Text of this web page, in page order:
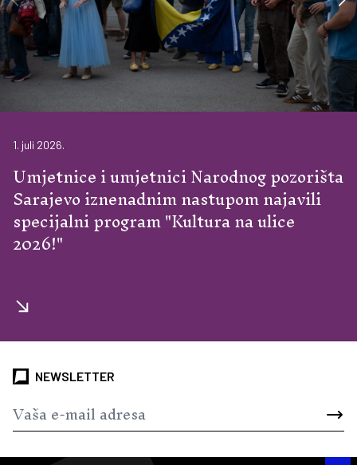
1. juli 2026.
Umjetnice i umjetnici Narodnog pozorišta
Sarajevo iznenadnim nastupom najavili
specijalni program "Kultura na ulice
2026!"
NEWSLETTER